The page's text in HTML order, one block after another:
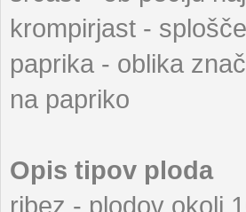
krompirjast -
paprika - oblika
na papriko
Opis tipov ploda
ribez - plodov okoli